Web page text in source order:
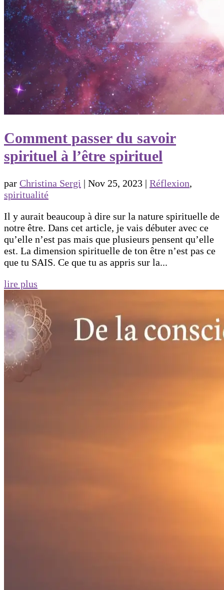
Comment passer du savoir
spirituel à l’être spirituel
par Christina Sergi | Nov 25, 2023 | Réflexion,
spiritualité
Il y aurait beaucoup à dire sur la nature spirituelle de
notre être. Dans cet article, je vais débuter avec ce
qu’elle n’est pas mais que plusieurs pensent qu’elle
est. La dimension spirituelle de ton être n’est pas ce
que tu SAIS. Ce que tu as appris sur la...
lire plus